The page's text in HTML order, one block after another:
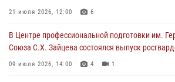
Московские росгвардейцы обеспечили
05 августа 2026, 12:35
Делегация МВД Республики Беларусь
21 июля 2026, 12:00 6
В Центре профессиональной подготовки им.
Союза С.Х. Зайцева состоялся выпуск
09 июля 2026, 14:00 4 1